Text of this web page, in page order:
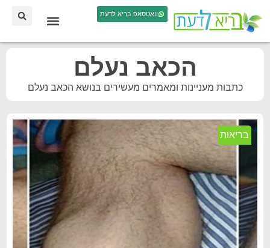
וואטסאפ בריא לדעת
הכאב נעלם
כתבות מעניינות ומאמרים מעשירים בנושא הכאב נעלם
בריאות